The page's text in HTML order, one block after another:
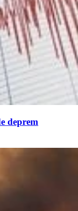
deprem